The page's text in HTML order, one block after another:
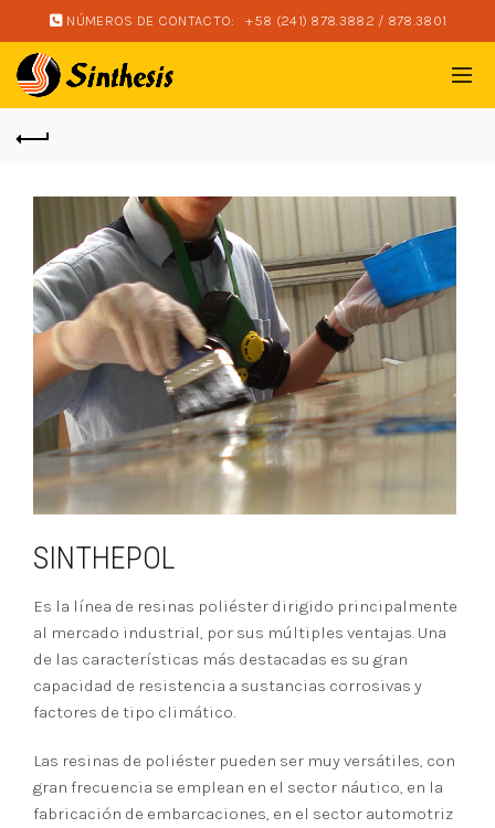
NÚMEROS DE CONTACTO: +58 (241) 878.3882 / 878.3801
SINTHEPOL
Es la línea de resinas poliéster dirigido principalmente
al mercado industrial, por sus múltiples ventajas. Una
de las características más destacadas es su gran
capacidad de resistencia a sustancias corrosivas y
factores de tipo climático.
Las resinas de poliéster pueden ser muy versátiles, con
gran frecuencia se emplean en el sector náutico, en la
fabricación de embarcaciones, en el sector automotriz